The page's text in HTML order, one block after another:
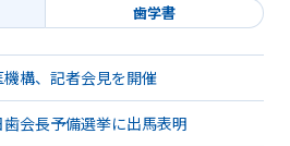
歯学書
構、記者会見を開催
会長予備選挙に出馬表明